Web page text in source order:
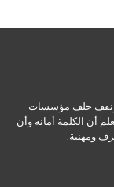
ونقف خلف مؤسسات
أن الكلمة أمانه وأن
ومهنية.